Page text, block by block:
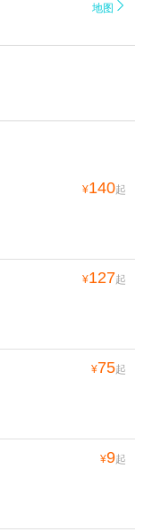
地图 
¥140起
¥127起
¥75起
¥9起